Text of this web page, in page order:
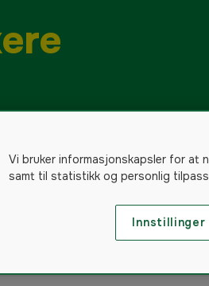
Vi bruker informasjonskapsler for at
samt til statistikk og personlig
Innstillinger